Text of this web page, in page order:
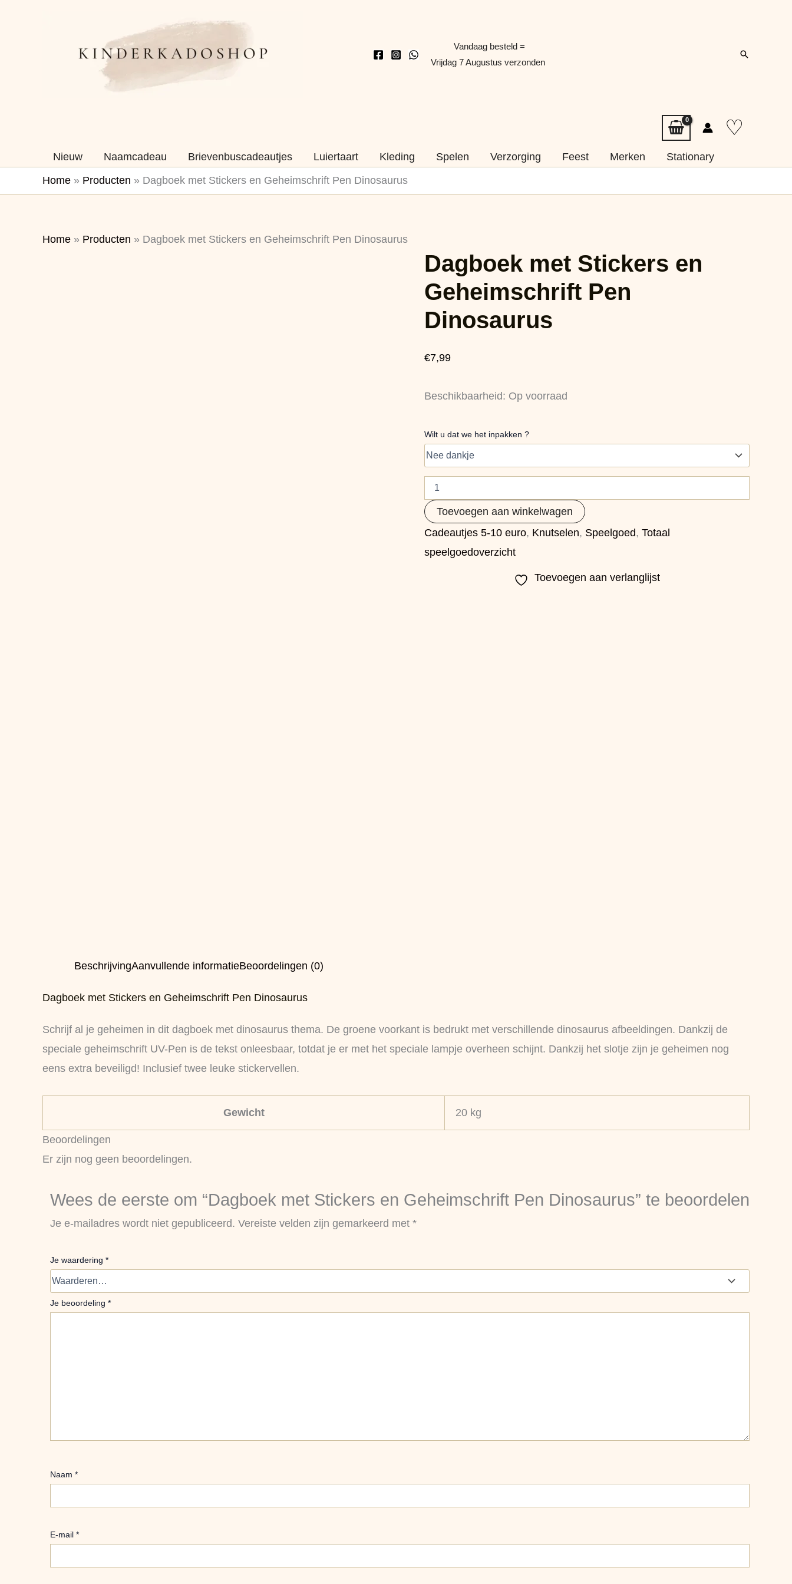
Vandaag besteld =
Vrijdag 7 Augustus verzonden
Zoeken
♡
Nieuw Naamcadeau Brievenbuscadeautjes Luiertaart Kleding Spelen Verzorging Feest Merken
Stationary
Home » Producten » Dagboek met Stickers en Geheimschrift Pen Dinosaurus
Home » Producten » Dagboek met Stickers en Geheimschrift Pen Dinosaurus
Dagboek met Stickers en
Geheimschrift Pen
Dinosaurus
€7,99
Beschikbaarheid: Op voorraad
Wilt u dat we het inpakken ?
Stickers
en
Geheimschrift
Pen
aantal
Toevoegen aan winkelwagen
Cadeautjes 5-10 euro, Knutselen, Speelgoed, Totaal
speelgoedoverzicht
Toevoegen aan verlanglijst
BeschrijvingAanvullende informatieBeoordelingen (0)
Dagboek met Stickers en Geheimschrift Pen Dinosaurus
Schrijf al je geheimen in dit dagboek met dinosaurus thema. De groene voorkant is bedrukt met verschillende dinosaurus afbeeldingen. Dankzij de
speciale geheimschrift UV-Pen is de tekst onleesbaar, totdat je er met het speciale lampje overheen schijnt. Dankzij het slotje zijn je geheimen nog
eens extra beveiligd! Inclusief twee leuke stickervellen.
Gewicht 20 kg
Beoordelingen
Er zijn nog geen beoordelingen.
Wees de eerste om “Dagboek met Stickers en Geheimschrift Pen Dinosaurus” te beoordelen
Je e-mailadres wordt niet gepubliceerd. Vereiste velden zijn gemarkeerd met *
Je waardering *
Je beoordeling *
Naam *
E-mail *